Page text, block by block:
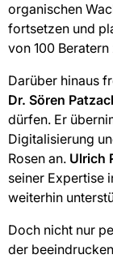
organischen
fortsetzen und
von 100
Darüber hinaus
Dr. Sören
dürfen. Er
Digitalisierung
Rosen an. Ulrich
seiner Expertise
weiterhin
Doch nicht nur
der